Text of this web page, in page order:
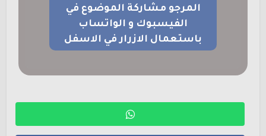
المرجو مشاركة الموضوع في
الفيسبوك و الواتساب
باستعمال الازرار في الاسفل